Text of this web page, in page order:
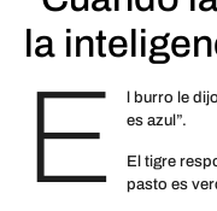
la
E
l burro le
es azul”.
El tigre
pasto es